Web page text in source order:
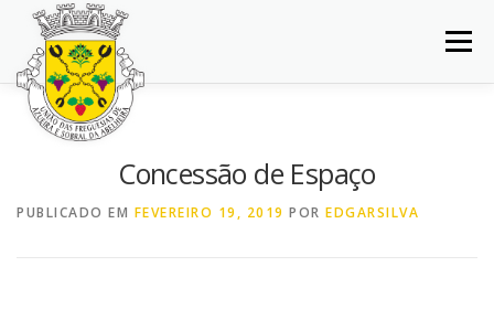
Saltar
conteúdo
Menu
INÍCIO JUNTA DE FREGUESIA
BALCÃO VIRTUAL NOTÍCIAS MAPA
Concessão de Espaço
PUBLICADO EM FEVEREIRO 19, 2019 POR EDGARSILVA